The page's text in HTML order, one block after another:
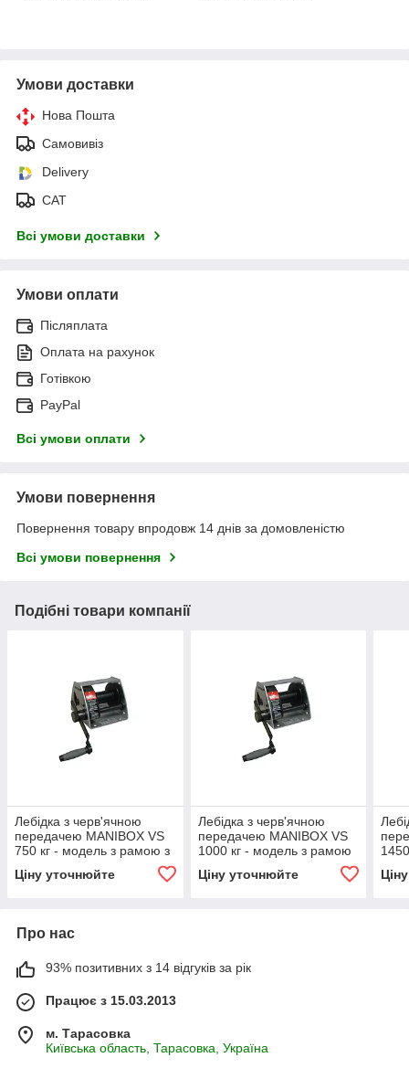
Умови доставки
Нова Пошта
Самовивіз
Delivery
САТ
Всі умови доставки
Умови оплати
Післяплата
Оплата на рахунок
Готівкою
PayPal
Всі умови оплати
Умови повернення
Повернення товару впродовж 14 днів за домовленістю
Всі умови повернення
Подібні товари компанії
Лебідка з черв'ячною
передачею MANIBOX VS
750 кг - модель з рамою з
Ціну уточнюйте
Лебідка з черв'ячною
передачею MANIBOX VS
1000 кг - модель з рамою
Ціну уточнюйте
Про нас
93% позитивних з 14 відгуків за рік
Працює з 15.03.2013
м. Тарасовка
Київська область, Тарасовка, Україна